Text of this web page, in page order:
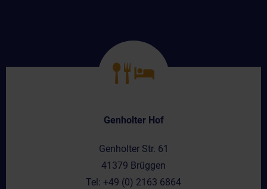
Genholter Hof
Genholter Str. 61
41379 Brüggen
Tel: +49 (0) 2163 6864